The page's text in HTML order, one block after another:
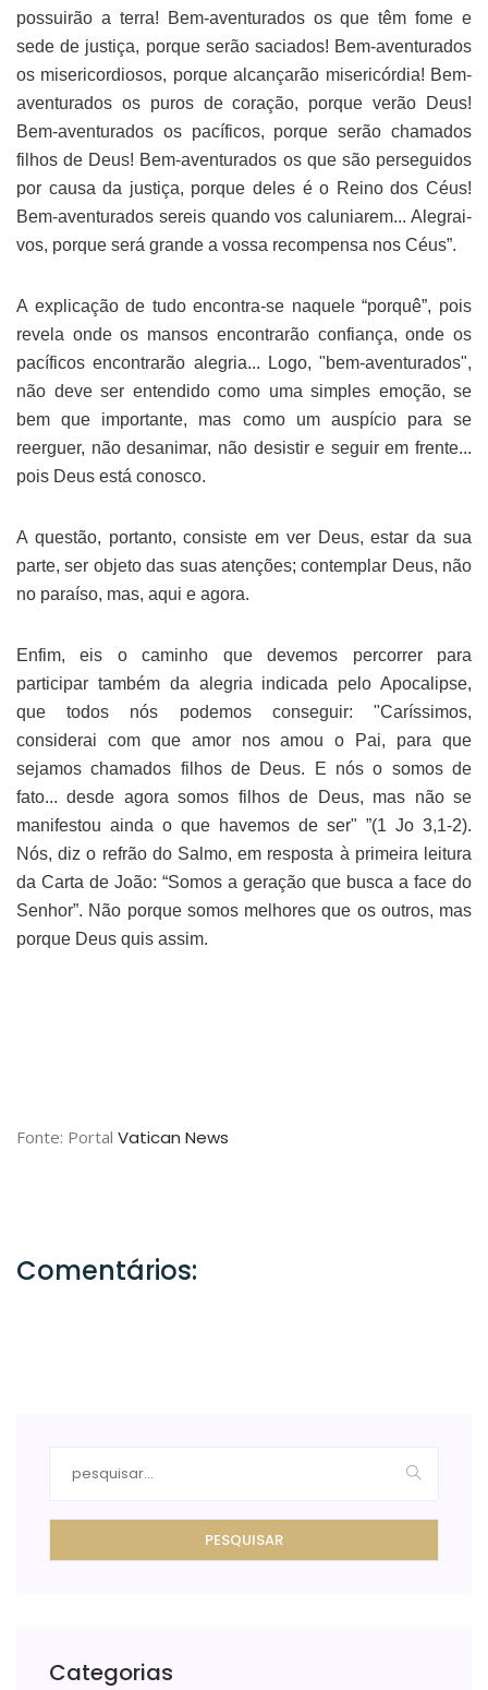
possuirão a terra! Bem-aventurados os que têm fome e
sede de justiça, porque serão saciados! Bem-aventurados
os misericordiosos, porque alcançarão misericórdia! Bem-
aventurados os puros de coração, porque verão Deus!
Bem-aventurados os pacíficos, porque serão chamados
filhos de Deus! Bem-aventurados os que são perseguidos
por causa da justiça, porque deles é o Reino dos Céus!
Bem-aventurados sereis quando vos caluniarem... Alegrai-
vos, porque será grande a vossa recompensa nos Céus”.
A explicação de tudo encontra-se naquele “porquê”, pois
revela onde os mansos encontrarão confiança, onde os
pacíficos encontrarão alegria... Logo, "bem-aventurados",
não deve ser entendido como uma simples emoção, se
bem que importante, mas como um auspício para se
reerguer, não desanimar, não desistir e seguir em frente...
pois Deus está conosco.
A questão, portanto, consiste em ver Deus, estar da sua
parte, ser objeto das suas atenções; contemplar Deus, não
no paraíso, mas, aqui e agora.
Enfim, eis o caminho que devemos percorrer para
participar também da alegria indicada pelo Apocalipse,
que todos nós podemos conseguir: "Caríssimos,
considerai com que amor nos amou o Pai, para que
sejamos chamados filhos de Deus. E nós o somos de
fato... desde agora somos filhos de Deus, mas não se
manifestou ainda o que havemos de ser" ”(1 Jo 3,1-2).
Nós, diz o refrão do Salmo, em resposta à primeira leitura
da Carta de João: “Somos a geração que busca a face do
Senhor”. Não porque somos melhores que os outros, mas
porque Deus quis assim.
Fonte: Portal Vatican News
Comentários:
PESQUISAR
Categorias